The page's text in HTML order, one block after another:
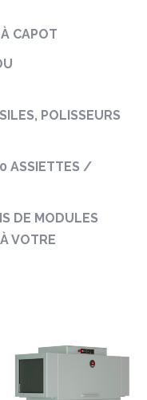
CAPOT
POLISSEURS
ASSIETTES /
DE MODULES
VOTRE